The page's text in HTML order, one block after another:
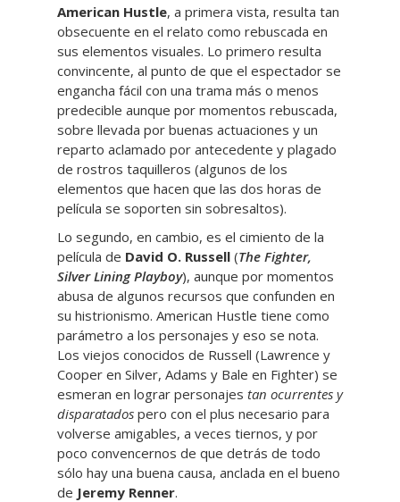
American Hustle, a primera vista, resulta tan
obsecuente en el relato como rebuscada en
sus elementos visuales. Lo primero resulta
convincente, al punto de que el espectador se
engancha fácil con una trama más o menos
predecible aunque por momentos rebuscada,
sobre llevada por buenas actuaciones y un
reparto aclamado por antecedente y plagado
de rostros taquilleros (algunos de los
elementos que hacen que las dos horas de
película se soporten sin sobresaltos).
Lo segundo, en cambio, es el cimiento de la
película de David O. Russell (The Fighter,
Silver Lining Playboy), aunque por momentos
abusa de algunos recursos que confunden en
su histrionismo. American Hustle tiene como
parámetro a los personajes y eso se nota.
Los viejos conocidos de Russell (Lawrence y
Cooper en Silver, Adams y Bale en Fighter) se
esmeran en lograr personajes tan ocurrentes y
disparatados pero con el plus necesario para
volverse amigables, a veces tiernos, y por
poco convencernos de que detrás de todo
sólo hay una buena causa, anclada en el bueno
de Jeremy Renner.